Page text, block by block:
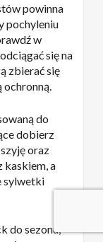
0,00
powinna
pochyleniu
w
się na
zbierać się
do
dobierz
oraz
kaskiem, a
sylwetki
sezonu,